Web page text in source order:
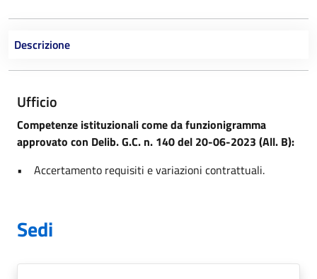
Descrizione
Ufficio
Competenze istituzionali come da funzionigramma
approvato con Delib. G.C. n. 140 del 20-06-2023 (All. B):
• Accertamento requisiti e variazioni contrattuali.
Sedi